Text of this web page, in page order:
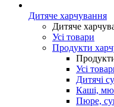
Дитяче харчування
Дитяче
Усі товари
Продукти
Усі
Дитячі
Каші,
Пюре,